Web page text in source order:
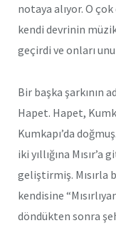
notaya alıyor. O
kendi devrinin
geçirdi ve onları
Bir başka şarkının
Hapet. Hapet,
Kumkapı’da
iki yıllığına
geliştirmiş. Mısırla
kendisine
döndükten sonra